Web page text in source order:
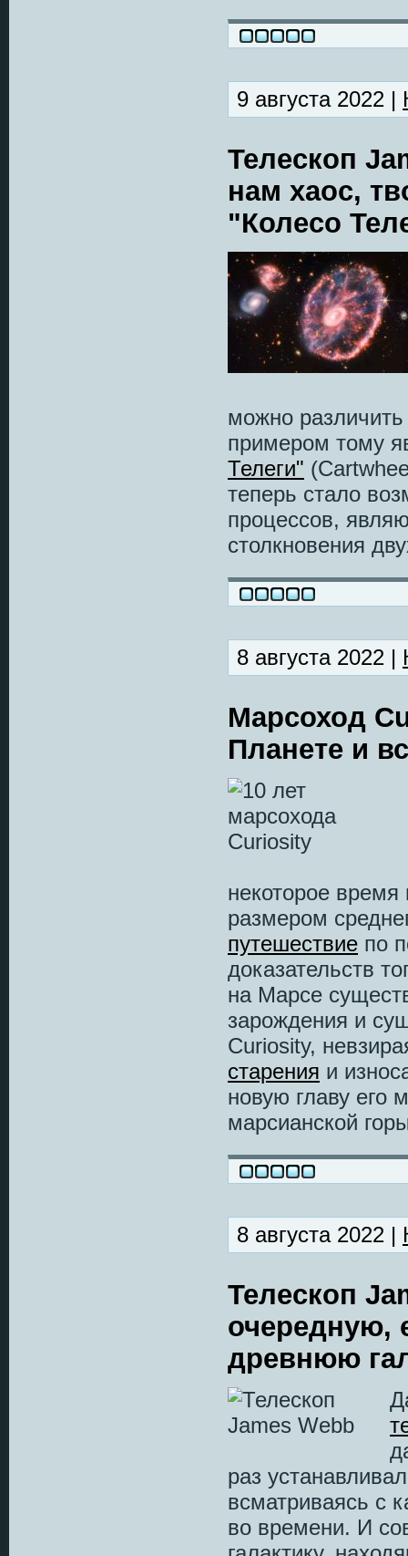
9 августа 2022 |
Телескоп
нам хаос,
"Колесо
можно
примером тому
Телеги"
теперь стало
процессов,
столкновения
8 августа 2022 |
Марсоход
Планете и
некоторое время
размером
путешествие по
доказательств
на Марсе
зарождения и
Curiosity,
старения и
новую главу его
марсианской
8 августа 2022 |
Телескоп
очередную,
древнюю
раз
всматриваясь с
во времени. И